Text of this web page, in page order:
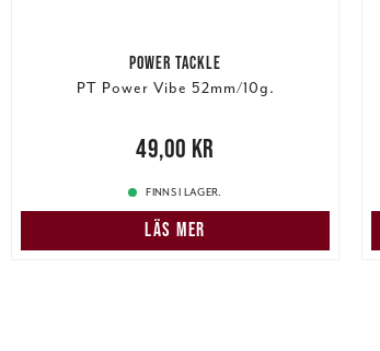
POWER TACKLE
PT Power Vibe 52mm/10g.
49,00 kr49,00 kr
FINNS I LAGER.
LÄS MER